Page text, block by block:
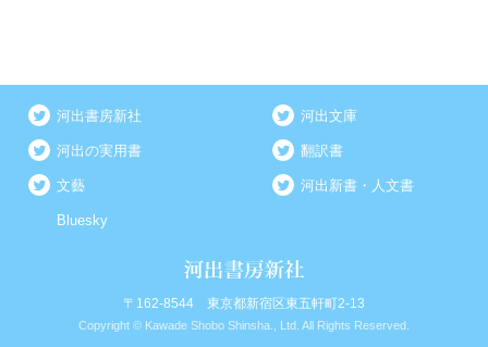
河出書房新社 河出文庫
河出の実用書 翻訳書
文藝 河出新書・人文書
Bluesky
〒162-8544 東京都新宿区東五軒町2-13
Copyright © Kawade Shobo Shinsha., Ltd. All Rights Reserved.